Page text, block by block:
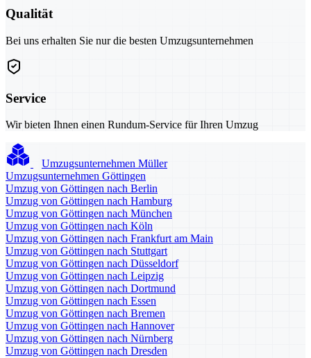
Qualität
Bei uns erhalten Sie nur die besten Umzugsunternehmen
Service
Wir bieten Ihnen einen Rundum-Service für Ihren Umzug
Umzugsunternehmen Müller
Umzugsunternehmen Göttingen
Umzug von Göttingen nach Berlin
Umzug von Göttingen nach Hamburg
Umzug von Göttingen nach München
Umzug von Göttingen nach Köln
Umzug von Göttingen nach Frankfurt am Main
Umzug von Göttingen nach Stuttgart
Umzug von Göttingen nach Düsseldorf
Umzug von Göttingen nach Leipzig
Umzug von Göttingen nach Dortmund
Umzug von Göttingen nach Essen
Umzug von Göttingen nach Bremen
Umzug von Göttingen nach Hannover
Umzug von Göttingen nach Nürnberg
Umzug von Göttingen nach Dresden